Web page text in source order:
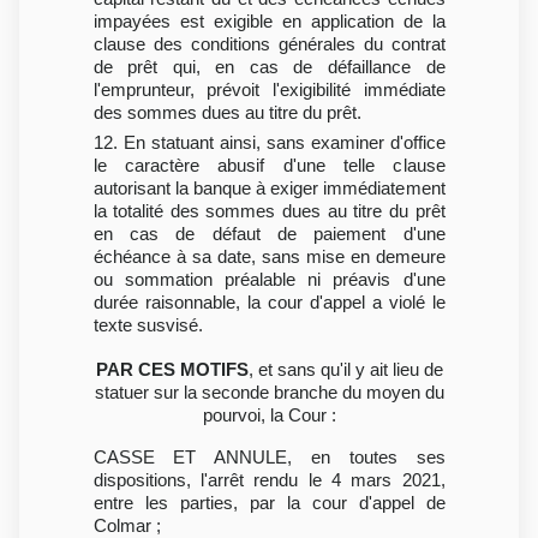
impayées est exigible en application de la
clause des conditions générales du contrat
de prêt qui, en cas de défaillance de
l'emprunteur, prévoit l'exigibilité immédiate
des sommes dues au titre du prêt.
12. En statuant ainsi, sans examiner d'office
le caractère abusif d'une telle clause
autorisant la banque à exiger immédiatement
la totalité des sommes dues au titre du prêt
en cas de défaut de paiement d'une
échéance à sa date, sans mise en demeure
ou sommation préalable ni préavis d'une
durée raisonnable, la cour d'appel a violé le
texte susvisé.
PAR CES MOTIFS, et sans qu'il y ait lieu de
statuer sur la seconde branche du moyen du
pourvoi, la Cour :
CASSE ET ANNULE, en toutes ses
dispositions, l'arrêt rendu le 4 mars 2021,
entre les parties, par la cour d'appel de
Colmar ;